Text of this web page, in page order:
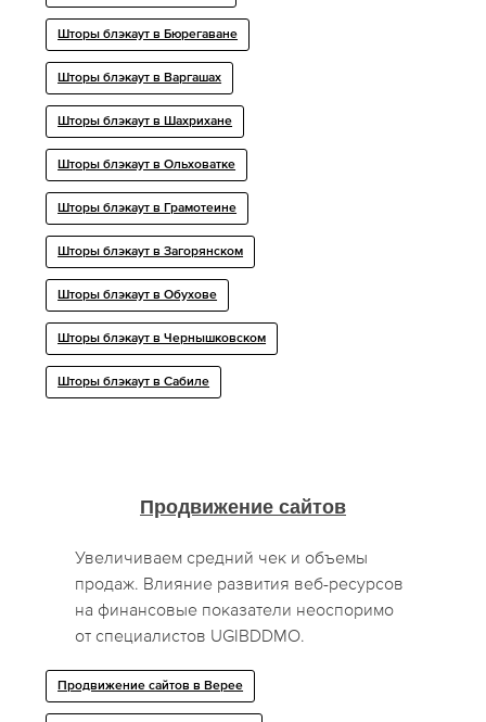
Шторы блэкаут в Бюрегаване
Шторы блэкаут в Варгашах
Шторы блэкаут в Шахрихане
Шторы блэкаут в Ольховатке
Шторы блэкаут в Грамотеине
Шторы блэкаут в Загорянском
Шторы блэкаут в Обухове
Шторы блэкаут в Чернышковском
Шторы блэкаут в Сабиле
Продвижение сайтов
Увеличиваем средний чек и объемы
продаж. Влияние развития веб-ресурсов
на финансовые показатели неоспоримо
от специалистов UGIBDDMO.
Продвижение сайтов в Верее